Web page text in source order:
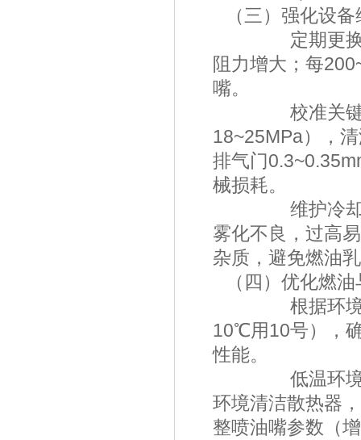
（三）强化设
定期更换滤芯
阻力增大；每
嘴。
校准关键部件
18~25MPa），
排气门
械损耗。
维护冷却与燃
雾化不良，过高
杂质，避免燃
（四）优化燃
根据环境温度
10℃用10号），
性能。
低温环境加装
环境清洁散热器
整喷油嘴参数（